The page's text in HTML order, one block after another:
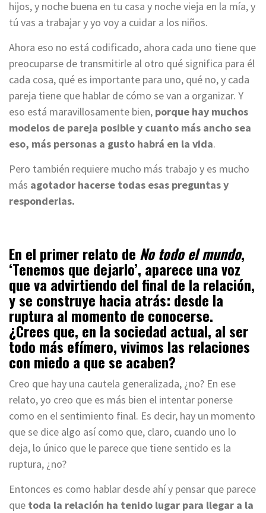
hijos, y noche buena en tu casa y noche vieja en la mía, y
tú vas a trabajar y yo voy a cuidar a los niños.
Ahora eso no está codificado, ahora cada uno tiene que
preocuparse de transmitirle al otro qué significa para él
cada cosa, qué es importante para uno, qué no, y cada
pareja tiene que hablar de cómo se van a organizar. Y
eso está maravillosamente bien, porque hay muchos
modelos de pareja posible y cuanto más ancho sea
eso, más personas a gusto habrá en la vida.
Pero también requiere mucho más trabajo y es mucho
más agotador hacerse todas esas preguntas y
responderlas.
En el primer relato de No todo el mundo,
‘Tenemos que dejarlo’, aparece una voz
que va advirtiendo del final de la relación,
y se construye hacia atrás: desde la
ruptura al momento de conocerse.
¿Crees que, en la sociedad actual, al ser
todo más efímero, vivimos las relaciones
con miedo a que se acaben?
Creo que hay una cautela generalizada, ¿no? En ese
relato, yo creo que es más bien el intentar ponerse
como en el sentimiento final. Es decir, hay un momento
que se dice algo así como que, claro, cuando uno lo
deja, lo único que le parece que tiene sentido es la
ruptura, ¿no?
Entonces es como hablar desde ahí y pensar que parece
que toda la relación ha tenido lugar para llegar a la